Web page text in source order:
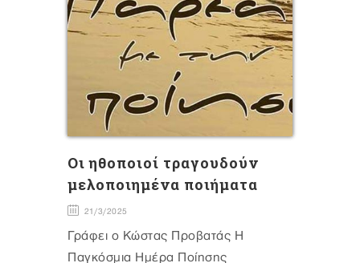
Oι ηθοποιοί τραγουδούν
μελοποιημένα ποιήματα
21/3/2025
Γράφει ο Κώστας Προβατάς Η
Παγκόσμια Ημέρα Ποίησης